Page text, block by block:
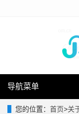
导航菜单
您的位置： 首页>关